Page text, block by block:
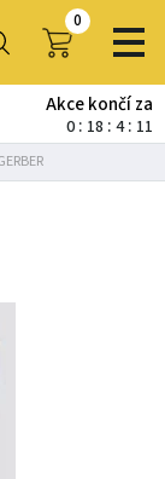
0
Akce končí za
0 18 4 11